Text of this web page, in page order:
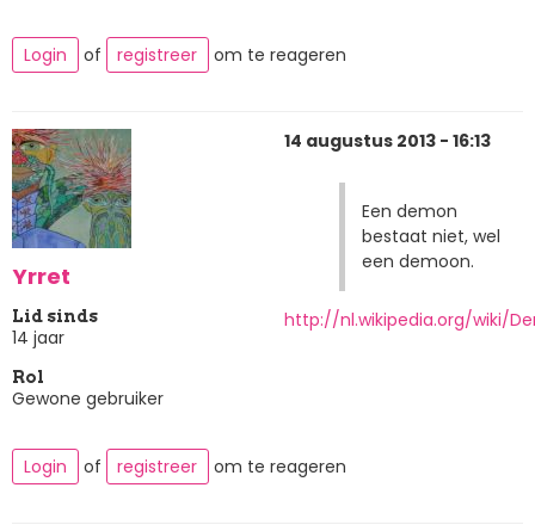
Login of registreer om te reageren
Yrret
Lid sinds
14 jaar
Rol
Gewone gebruiker
14 augustus 2013 - 16:13
Een demon
bestaat niet, wel
een demoon.
http://nl.wikipedia.org/wiki/
Login of registreer om te reageren